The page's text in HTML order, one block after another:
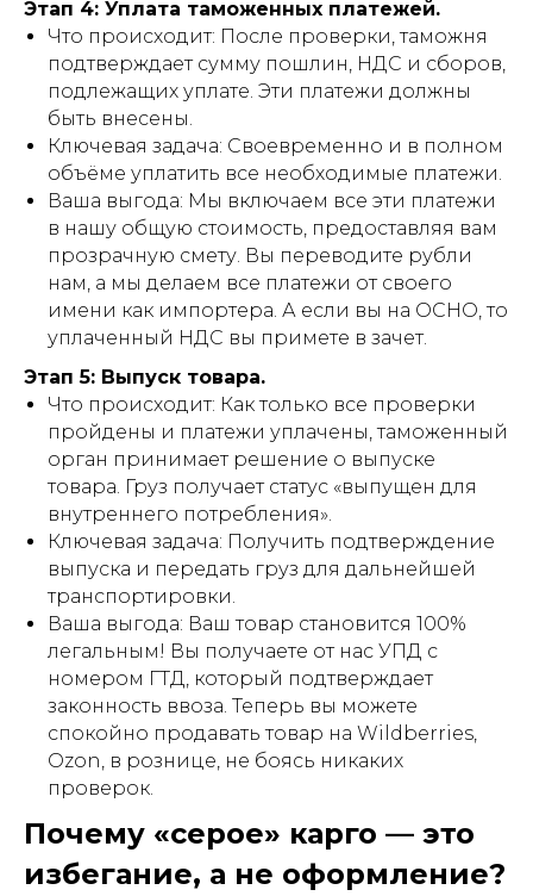
Этап 4: Уплата таможенных платежей.
Что происходит: После проверки, таможня
подтверждает сумму пошлин, НДС и сборов,
подлежащих уплате. Эти платежи должны
быть внесены.
Ключевая задача: Своевременно и в полном
объёме уплатить все необходимые платежи.
Ваша выгода: Мы включаем все эти платежи
в нашу общую стоимость, предоставляя вам
прозрачную смету. Вы переводите рубли
нам, а мы делаем все платежи от своего
имени как импортера. А если вы на ОСНО, то
уплаченный НДС вы примете в зачет.
Этап 5: Выпуск товара.
Что происходит: Как только все проверки
пройдены и платежи уплачены, таможенный
орган принимает решение о выпуске
товара. Груз получает статус «выпущен для
внутреннего потребления».
Ключевая задача: Получить подтверждение
выпуска и передать груз для дальнейшей
транспортировки.
Ваша выгода: Ваш товар становится 100%
легальным! Вы получаете от нас УПД с
номером ГТД, который подтверждает
законность ввоза. Теперь вы можете
спокойно продавать товар на Wildberries,
Ozon, в рознице, не боясь никаких
проверок.
Почему «серое» карго — это
избегание, а не оформление?